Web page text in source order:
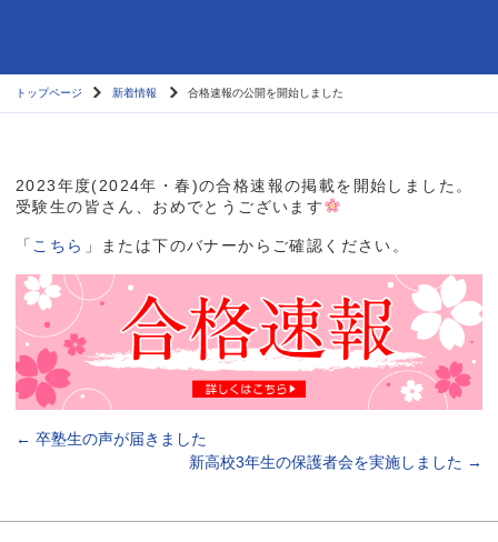
トップページ 新着情報 合格速報の公開を開始しました
2023年度(2024年・春)の合格速報の掲載を開始しました。
受験生の皆さん、おめでとうございます
「 こちら 」または下のバナーからご確認ください。
← 卒塾生の声が届きました
新高校3年生の保護者会を実施しました →